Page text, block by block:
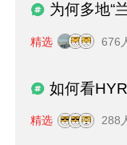
为何多地“
精选 676
如何看
精选 288